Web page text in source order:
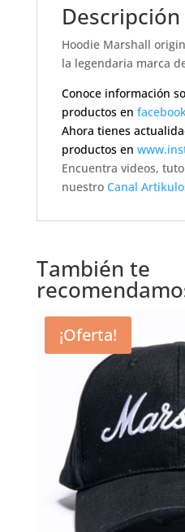
Descripción
Hoodie Marshall
la legendaria marca
Conoce información
productos en
Ahora tienes
productos en
Encuentra videos,
nuestro Canal
También te
¡Oferta!